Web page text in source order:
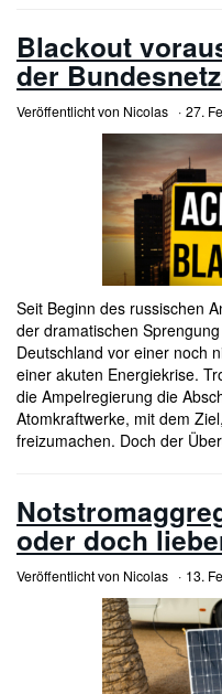
Blackout
der
Veröffentlicht von Nicolas 27.
Seit Beginn des russischen
der dramatischen
Deutschland vor einer noch
einer akuten Energiekrise.
die Ampelregierung die
Atomkraftwerke, mit dem
freizumachen. Doch der
oder doch
Veröffentlicht von Nicolas 13.